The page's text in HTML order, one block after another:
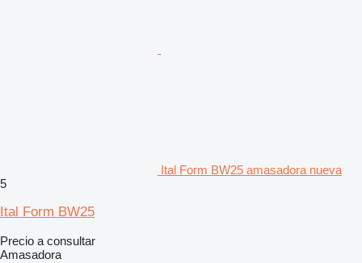
Ital Form BW25 amasadora nueva
5
Ital Form BW25
Precio a consultar
Amasadora